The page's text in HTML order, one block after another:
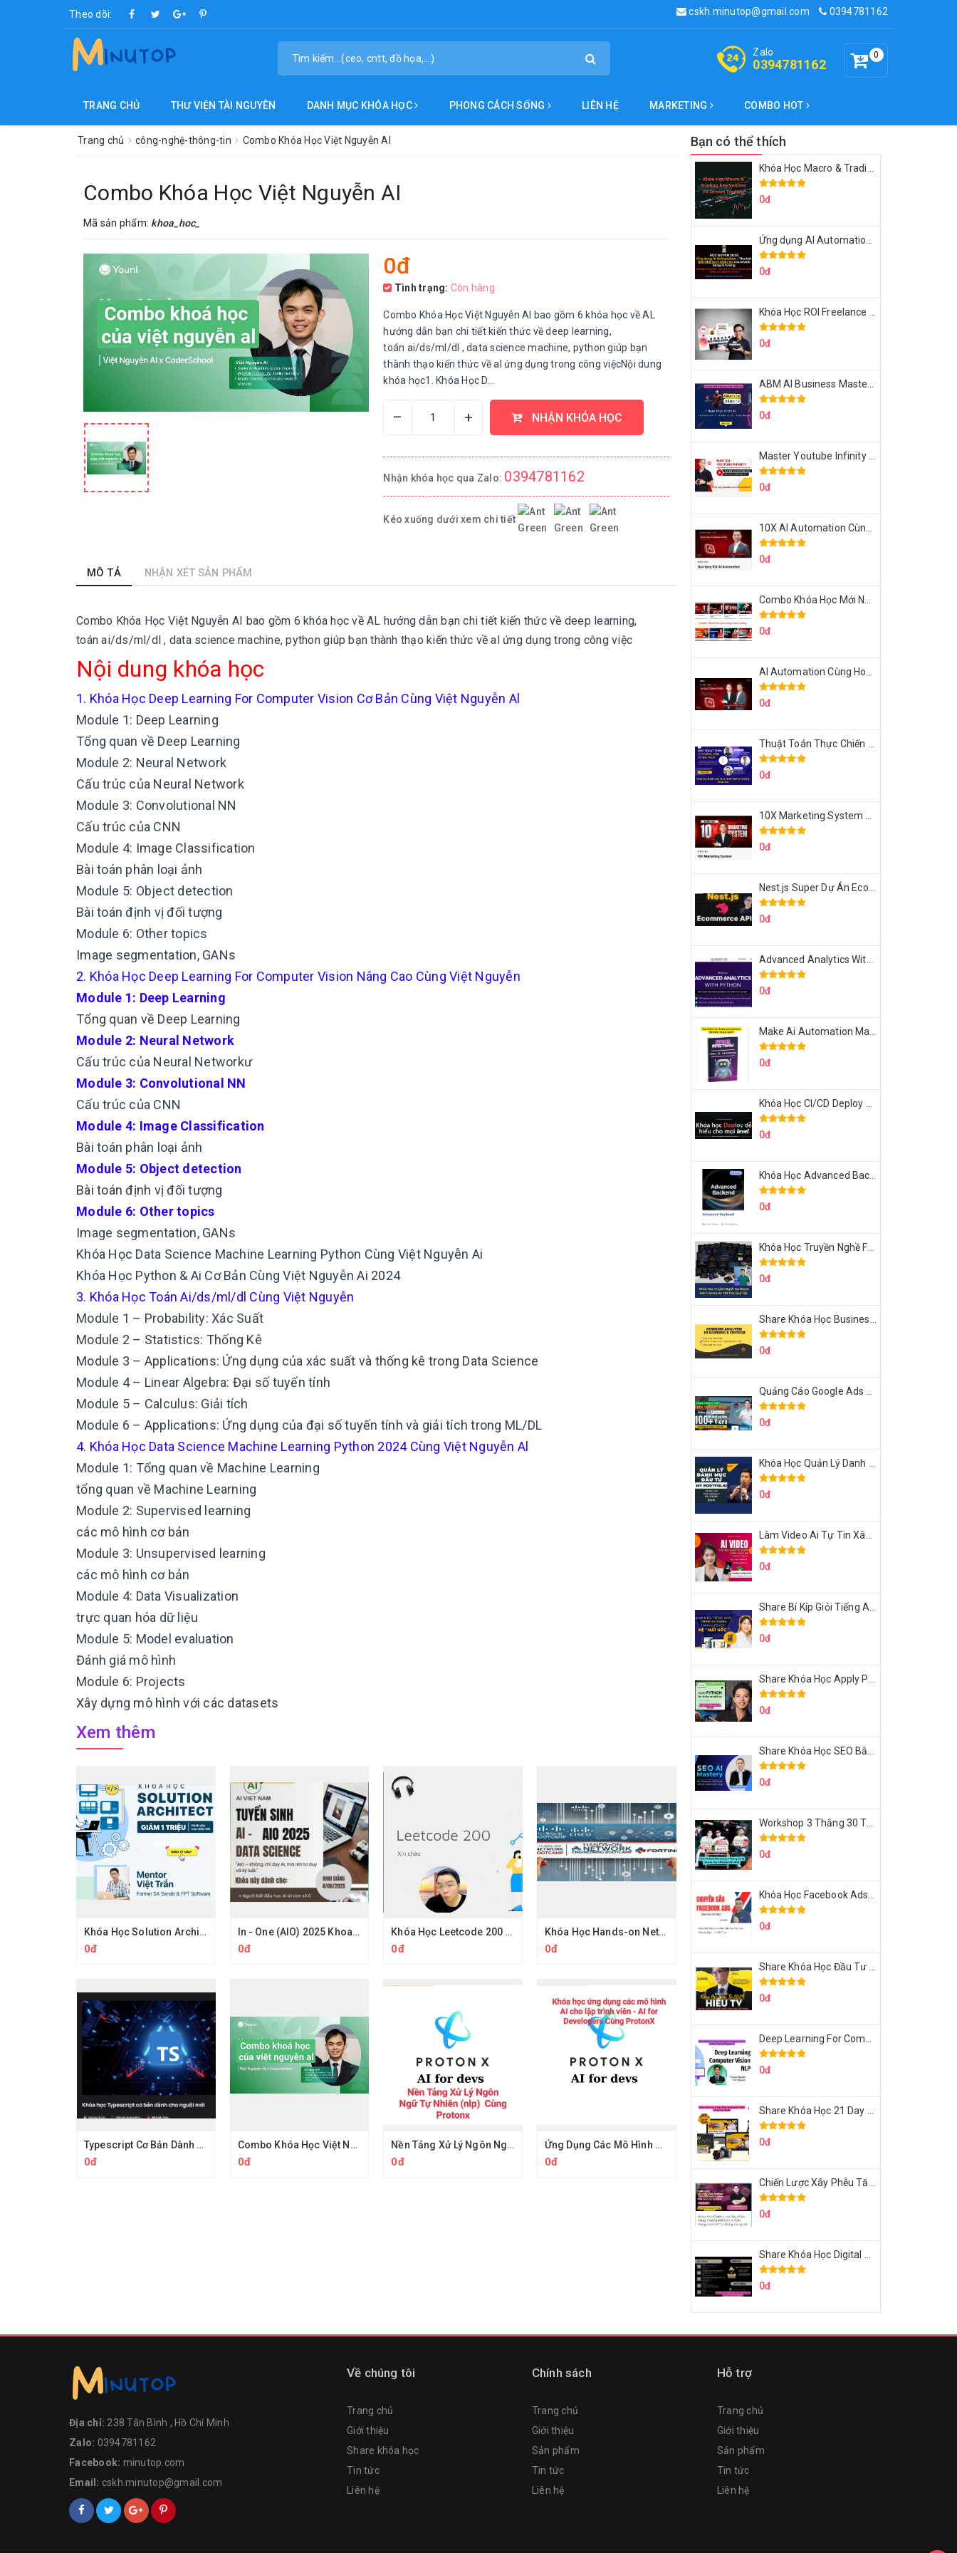
Theo dõi: cskh.minutop@gmail.com 0394781162
0
Zalo
0394781162
TRANG CHỦ THƯ VIỆN TÀI NGUYÊN DANH MỤC KHÓA HỌC PHONG CÁCH SỐNG LIÊN HỆ MARKETING COMBO HOT
Trang chủ công-nghệ-thông-tin Combo Khóa Học Việt Nguyễn AI
Combo Khóa Học Việt Nguyễn AI
Mã sản phẩm: khoa_hoc_
0đ
Tình trạng: Còn hàng
Combo Khóa Học Việt Nguyễn AI bao gồm 6 khóa học về AL
hướng dẫn bạn chi tiết kiến thức về deep learning,
toán ai/ds/ml/dl , data science machine, python giúp bạn
thành thạo kiến thức về al ứng dụng trong công việcNội dung
khóa học1. Khóa Học D...
– + NHẬN KHÓA HỌC
Nhận khóa học qua Zalo: 0394781162
Kéo xuống dưới xem chi tiết
MÔ TẢ NHẬN XÉT SẢN PHẨM
Combo Khóa Học Việt Nguyễn AI bao gồm 6 khóa học về AL hướng dẫn bạn chi tiết kiến thức về deep learning,
toán ai/ds/ml/dl , data science machine, python giúp bạn thành thạo kiến thức về al ứng dụng trong công việc
Nội dung khóa học
1. Khóa Học Deep Learning For Computer Vision Cơ Bản Cùng Việt Nguyễn Al
Module 1: Deep Learning
Tổng quan về Deep Learning
Module 2: Neural Network
Cấu trúc của Neural Network
Module 3: Convolutional NN
Cấu trúc của CNN
Module 4: Image Classification
Bài toán phân loại ảnh
Module 5: Object detection
Bài toán định vị đối tượng
Module 6: Other topics
Image segmentation, GANs
2. Khóa Học Deep Learning For Computer Vision Nâng Cao Cùng Việt Nguyễn
Module 1: Deep Learning
Tổng quan về Deep Learning
Module 2: Neural Network
Cấu trúc của Neural Networkư
Module 3: Convolutional NN
Cấu trúc của CNN
Module 4: Image Classification
Bài toán phân loại ảnh
Module 5: Object detection
Bài toán định vị đối tượng
Module 6: Other topics
Image segmentation, GANs
Khóa Học Data Science Machine Learning Python Cùng Việt Nguyễn Ai
Khóa Học Python & Ai Cơ Bản Cùng Việt Nguyễn Ai 2024
3. Khóa Học Toán Ai/ds/ml/dl Cùng Việt Nguyễn
Module 1 – Probability: Xác Suất
Module 2 – Statistics: Thống Kê
Module 3 – Applications: Ứng dụng của xác suất và thống kê trong Data Science
Module 4 – Linear Algebra: Đại số tuyến tính
Module 5 – Calculus: Giải tích
Module 6 – Applications: Ứng dụng của đại số tuyến tính và giải tích trong ML/DL
4. Khóa Học Data Science Machine Learning Python 2024 Cùng Việt Nguyễn Al
Module 1: Tổng quan về Machine Learning
tổng quan về Machine Learning
Module 2: Supervised learning
các mô hình cơ bản
Module 3: Unsupervised learning
các mô hình cơ bản
Module 4: Data Visualization
trực quan hóa dữ liệu
Module 5: Model evaluation
Đánh giá mô hình
Module 6: Projects
Xây dựng mô hình với các datasets
Xem thêm
Khóa Học Solution Architect 200Lab – Thiết Kế Hệ Thống Microservices & System Design
0đ
In - One (AIO) 2025 Khoa Học Dữ Liệu Và Trí Tuệ Nhân Tạo Mới Nhất
0đ
Khóa Học Leetcode 200 Cùng Protonx Luyện thuật toán với chuyên gia
0đ
Khóa Học Hands-on Network Engineering CCNA Thực Chiến Kỹ Sư Mạng
0đ
Typescript Cơ Bản Dành Cho Người Mới Cùng Evondev
0đ
Combo Khóa Học Việt Nguyễn AI
0đ
Nền Tảng Xử Lý Ngôn Ngữ Tự Nhiên Cùng Protonx
0đ
Ứng Dụng Các Mô Hình AI Cho Lập Trình Viên Cùng ProtonX
0đ
Bạn có thể thích
0đ
0đ
0đ
0đ
0đ
0đ
0đ
0đ
0đ
0đ
0đ
0đ
0đ
0đ
0đ
0đ
0đ
0đ
0đ
0đ
0đ
0đ
0đ
0đ
0đ
0đ
0đ
0đ
0đ
0đ
Địa chỉ: 238 Tân Bình , Hồ Chí Minh
Zalo: 0394781162
Facebook: minutop.com
Email: cskh.minutop@gmail.com
Về chúng tôi
Trang chủ
Giới thiệu
Share khóa học
Tin tức
Liên hệ
Chính sách
Trang chủ
Giới thiệu
Sản phẩm
Tin tức
Liên hệ
Hỗ trợ
Trang chủ
Giới thiệu
Sản phẩm
Tin tức
Liên hệ